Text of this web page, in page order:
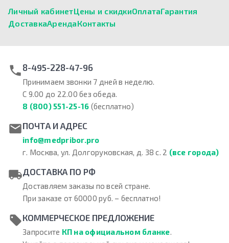
Личный кабинетЦены и скидкиОплатаГарантия
ДоставкаАрендаКонтакты
8-495-228-47-96
Принимаем звонки 7 дней в неделю.
С 9.00 до 22.00 без обеда.
8 (800) 551-25-16 (бесплатно)
ПОЧТА И АДРЕС
info@medpribor.pro
г. Москва, ул. Долгоруковская, д. 38 с. 2 (все города)
ДОСТАВКА ПО РФ
Доставляем заказы по всей стране.
При заказе от 60000 руб. – бесплатно!
КОММЕРЧЕСКОЕ ПРЕДЛОЖЕНИЕ
Запросите КП на официальном бланке.